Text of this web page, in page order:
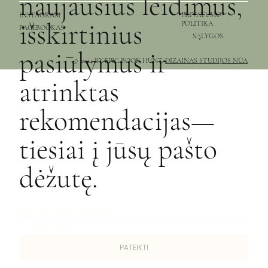
PRIVATUMO
POLITIKA
SĄLYGOS
© 2024 BY EPIC BOOK HUNT.DIZAINAS STUDIJOS NŪA
INSTAGRAM
FACEBOOKAS
išskirtinius
pasiūlymus ir
atrinktas
rekomendacijas—
tiesiai į jūsų pašto
dėžutę.
PATEIKTI